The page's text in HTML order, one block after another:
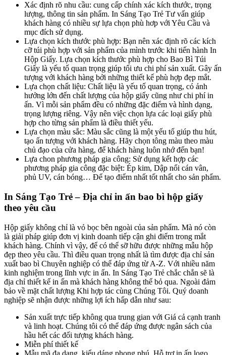
Xác định rõ nhu cầu: cung cấp chính xác kích thước, trọng
lượng, thông tin sản phẩm. In Sáng Tạo Trẻ Tư vấn giúp
khách hàng có nhiều sự lựa chọn phù hơp với Yêu Cầu và
mục đích sử dụng.
Lựa chọn kích thước phù hợp: Bạn nên xác định rõ các kích
cỡ túi phù hợp với sản phẩm của mình trước khi tiến hành In
Hộp Giấy. Lựa chọn kích thước phù hợp cho Bao Bì Túi
Giấy là yếu tố quan trọng giúp tối ưu chi phí sản xuất. Gây ấn
tượng với khách hàng bởi những thiết kế phù hợp đẹp mắt.
Lựa chọn chất liệu: Chất liệu là yếu tố quan trọng, có ảnh
hưởng lớn đến chất lượng của hộp giấy cũng như chi phí in
ấn. Vì mỗi sản phẩm đều có những đặc điểm và hình dạng,
trọng lượng riêng. Vậy nên việc chọn lựa các loại giấy phù
hợp cho từng sản phẩm là điều thiết yếu.
Lựa chọn màu sắc: Màu sắc cũng là một yếu tố giúp thu hút,
tạo ấn tượng với khách hàng. Hãy chọn tông màu theo màu
chủ đạo của cửa hàng, để khách hàng luôn nhớ đến bạn!
Lựa chon phương pháp gia công: Sử dụng kết hợp các
phương pháp gia công đặc biệt: Ép kim, Dập nổi cán vân,
phủ UV, cán bóng… Để tạo điểm nhất tốt nhất cho sản phẩm.
In Sáng Tạo Trẻ – Địa chỉ in ấn bao bì hộp giấy
theo yêu cầu
Hộp giấy không chỉ là vỏ bọc bên ngoài của sản phẩm. Mà nó còn
là giải pháp giúp đơn vị kinh doanh tiếp cận ghi điểm trong mắt
khách hàng. Chính vì vậy, để có thể sỡ hữu được những mẫu hộp
đẹp theo yêu cầu. Thì điều quan trọng nhất là tìm được địa chỉ sản
xuất bao bì Chuyên nghiệp có thể đáp ứng từ A-Z. Với nhiều năm
kinh nghiệm trong lĩnh vực in ấn. In Sáng Tạo Trẻ chắc chắn sẽ là
địa chỉ thiết kế in ấn mà khách hàng không thể bỏ qua. Ngoài đảm
bảo về mặt chất lượng Khi hợp tác cùng Chúng Tôi. Quý doanh
nghiệp sẽ nhận được những lợi ích hấp dẫn như sau:
Sản xuất trực tiếp không qua trung gian với Giá cả cạnh tranh
và linh hoạt. Chúng tôi có thể đáp ứng được ngân sách của
hầu hết các đối tượng khách hàng.
Miễn phí thiết kế
Mẫu mã đa dạng, kiểu dáng phong phú. Hỗ trợ in ấn logo